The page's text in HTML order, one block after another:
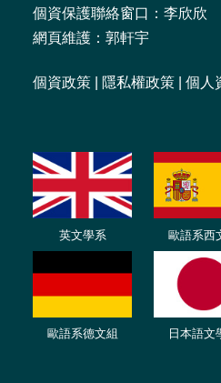
個資保護聯絡窗口：李欣欣
網頁維護：郭軒宇
個資政策 隱私權政策 個人
英文學系 歐語系西
歐語系德文組 日本語文